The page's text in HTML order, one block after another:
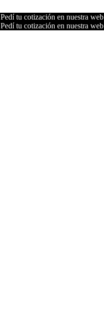
Pedí tu cotización en nuestra web
Pedí tu cotización en nuestra web